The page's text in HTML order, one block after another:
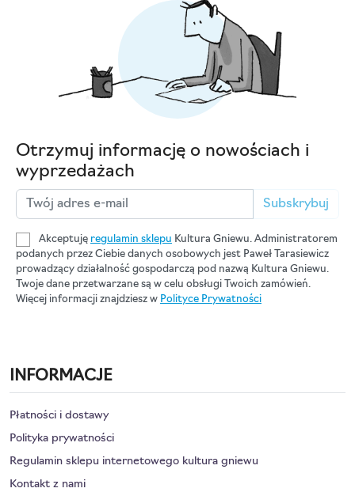
Otrzymuj informację o nowościach i
wyprzedażach
Subskrybuj
Akceptuję regulamin sklepu Kultura Gniewu. Administratorem
podanych przez Ciebie danych osobowych jest Paweł Tarasiewicz
prowadzący działalność gospodarczą pod nazwą Kultura Gniewu.
Twoje dane przetwarzane są w celu obsługi Twoich zamówień.
Więcej informacji znajdziesz w Polityce Prywatności
INFORMACJE
Płatności i dostawy
Polityka prywatności
Regulamin sklepu internetowego kultura gniewu
Kontakt z nami